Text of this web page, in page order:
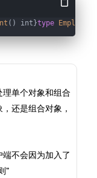
() int}type Employee
单个对象和组合
还是组合对象，
不会因为加入了
”